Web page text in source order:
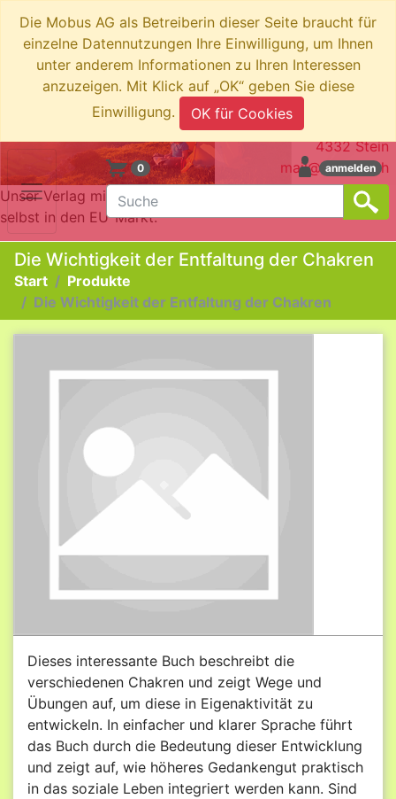
Die Mobus AG als Betreiberin dieser Seite braucht für
einzelne Datennutzungen Ihre Einwilligung, um Ihnen
unter anderem Informationen zu Ihren Interessen
anzuzeigen. Mit Klick auf „OK“ geben Sie diese
Einwilligung.
OK für Cookies
0 anmelden
swiboo.ch by Mobus AG
Brotkorbstrasse 3
4332 Stein
mail@swiboo.ch
Unser Verlag mit Schweizer Adresse bringt die Produkte
selbst in den EU-Markt.
Die Wichtigkeit der Entfaltung der Chakren
Start
Produkte
Die Wichtigkeit der Entfaltung der Chakren
Dieses interessante Buch beschreibt die
verschiedenen Chakren und zeigt Wege und
Übungen auf, um diese in Eigenaktivität zu
entwickeln. In einfacher und klarer Sprache führt
das Buch durch die Bedeutung dieser Entwicklung
und zeigt auf, wie höheres Gedankengut praktisch
in das soziale Leben integriert werden kann. Sind